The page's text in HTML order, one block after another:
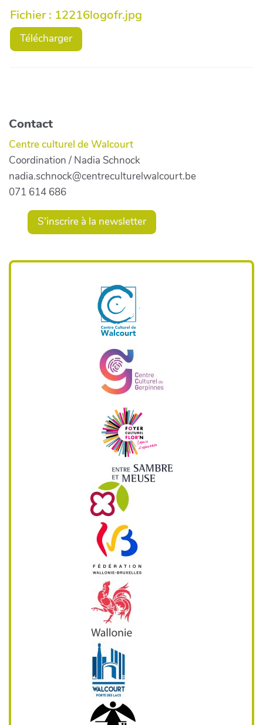
Fichier : 12216logofr.jpg
Télécharger
Contact
Centre culturel de Walcourt
Coordination / Nadia Schnock
nadia.schnock@centreculturelwalcourt.be
071 614 686
S'inscrire à la newsletter